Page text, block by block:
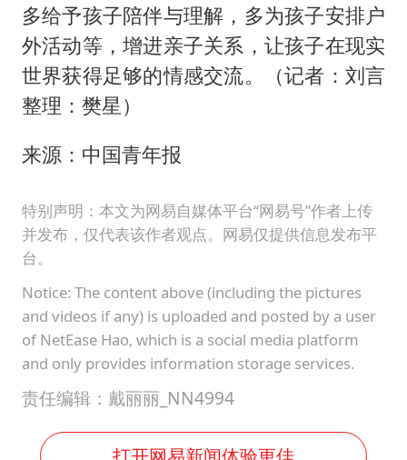
多给予孩子陪伴与理解，多为孩子安排户
外活动等，增进亲子关系，让孩子在现实
世界获得足够的情感交流。（记者：刘言
整理：樊星）
来源：中国青年报
特别声明：本文为网易自媒体平台“网易号”作者上传
并发布，仅代表该作者观点。网易仅提供信息发布平
台。
Notice: The content above (including the pictures
and videos if any) is uploaded and posted by a user
of NetEase Hao, which is a social media platform
and only provides information storage services.
责任编辑：戴丽丽_NN4994